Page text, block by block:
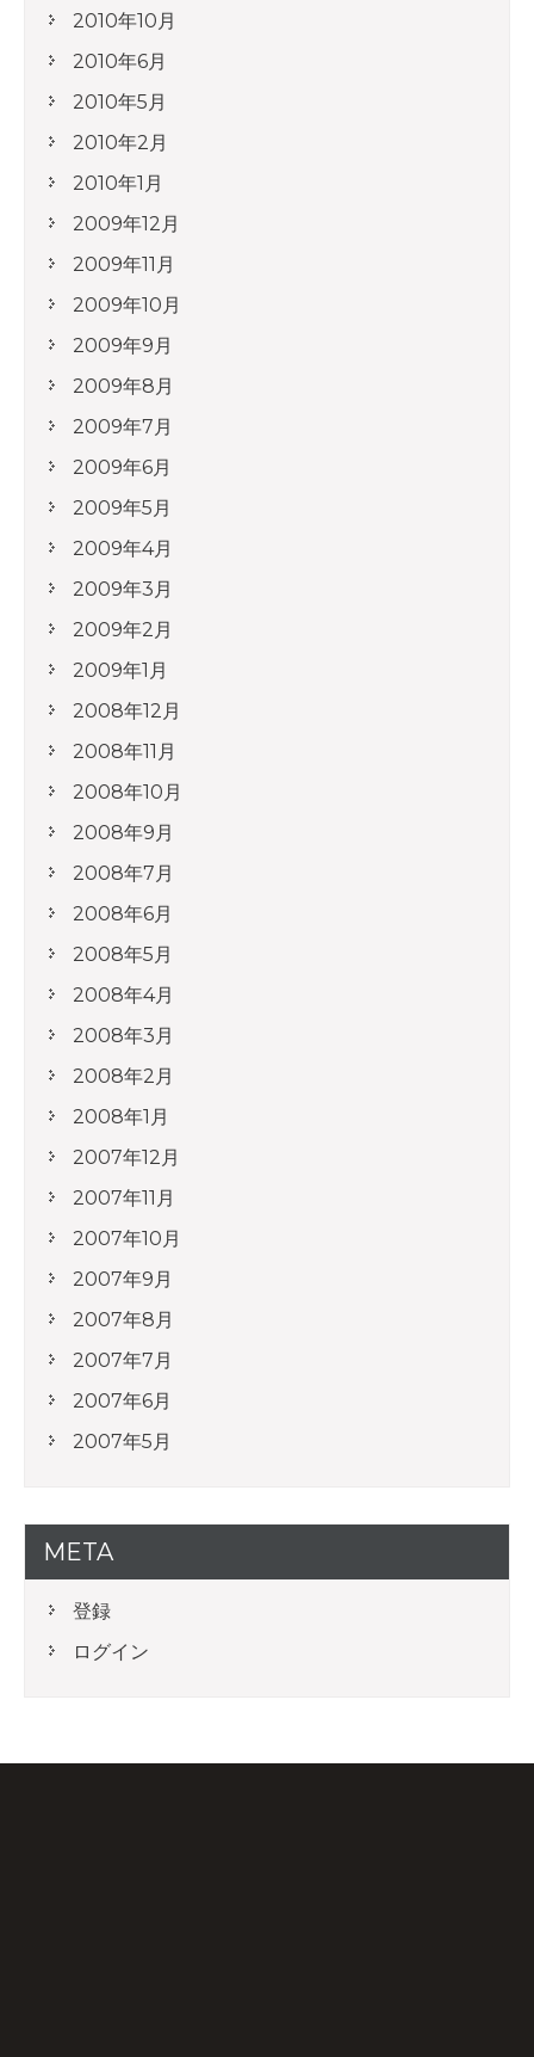
2010年10月
2010年6月
2010年5月
2010年2月
2010年1月
2009年12月
2009年11月
2009年10月
2009年9月
2009年8月
2009年7月
2009年6月
2009年5月
2009年4月
2009年3月
2009年2月
2009年1月
2008年12月
2008年11月
2008年10月
2008年9月
2008年7月
2008年6月
2008年5月
2008年4月
2008年3月
2008年2月
2008年1月
2007年12月
2007年11月
2007年10月
2007年9月
2007年8月
2007年7月
2007年6月
2007年5月
META
登録
ログイン